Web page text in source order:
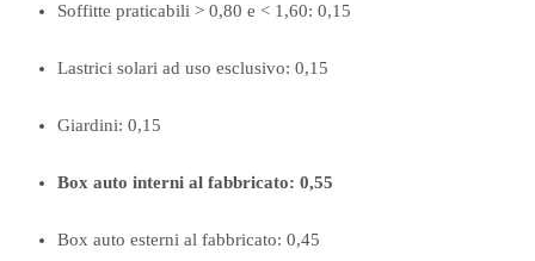
Soffitte praticabili > 0,80 e < 1,60: 0,15
Lastrici solari ad uso esclusivo: 0,15
Giardini: 0,15
Box auto interni al fabbricato: 0,55
Box auto esterni al fabbricato: 0,45